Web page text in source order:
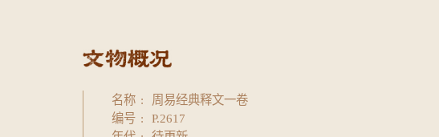
名称
周易经典释文一卷
编号
P.2617